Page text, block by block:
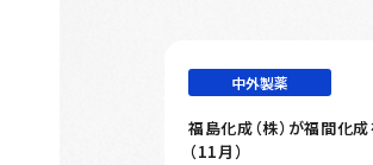
中外製薬
福島化成（株）が福間化
（11月）